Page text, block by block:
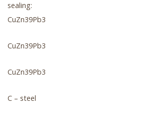
sealing:
CuZn39Pb3
CuZn39Pb3
CuZn39Pb3
C – steel